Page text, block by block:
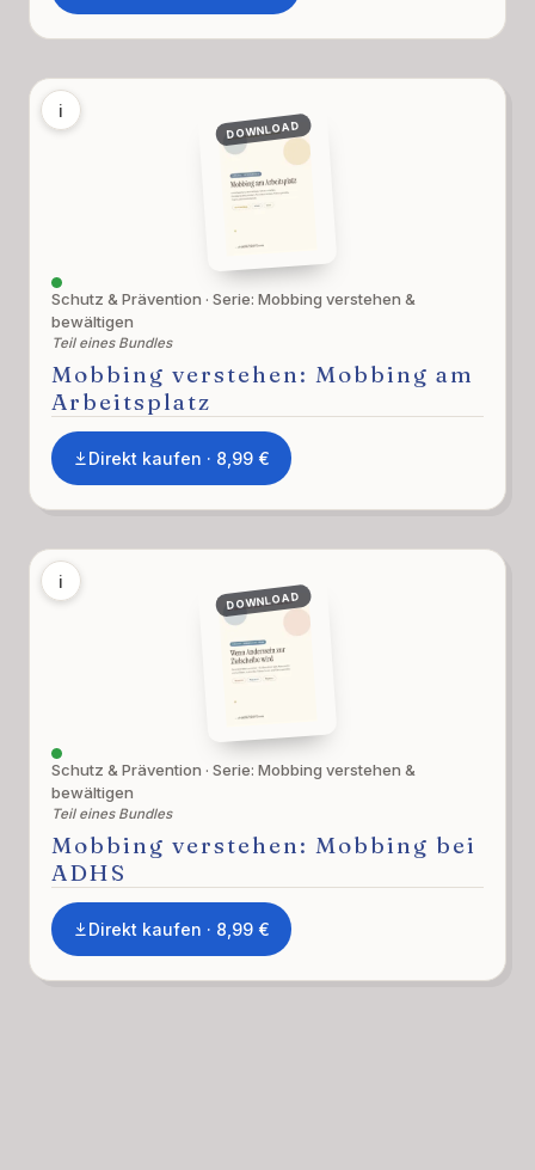
i
DOWNLOAD
Schutz & Prävention · Serie: Mobbing verstehen &
bewältigen
Teil eines Bundles
Mobbing verstehen: Mobbing am
Arbeitsplatz
Direkt kaufen · 8,99 €
i
DOWNLOAD
Schutz & Prävention · Serie: Mobbing verstehen &
bewältigen
Teil eines Bundles
Mobbing verstehen: Mobbing bei
ADHS
Direkt kaufen · 8,99 €